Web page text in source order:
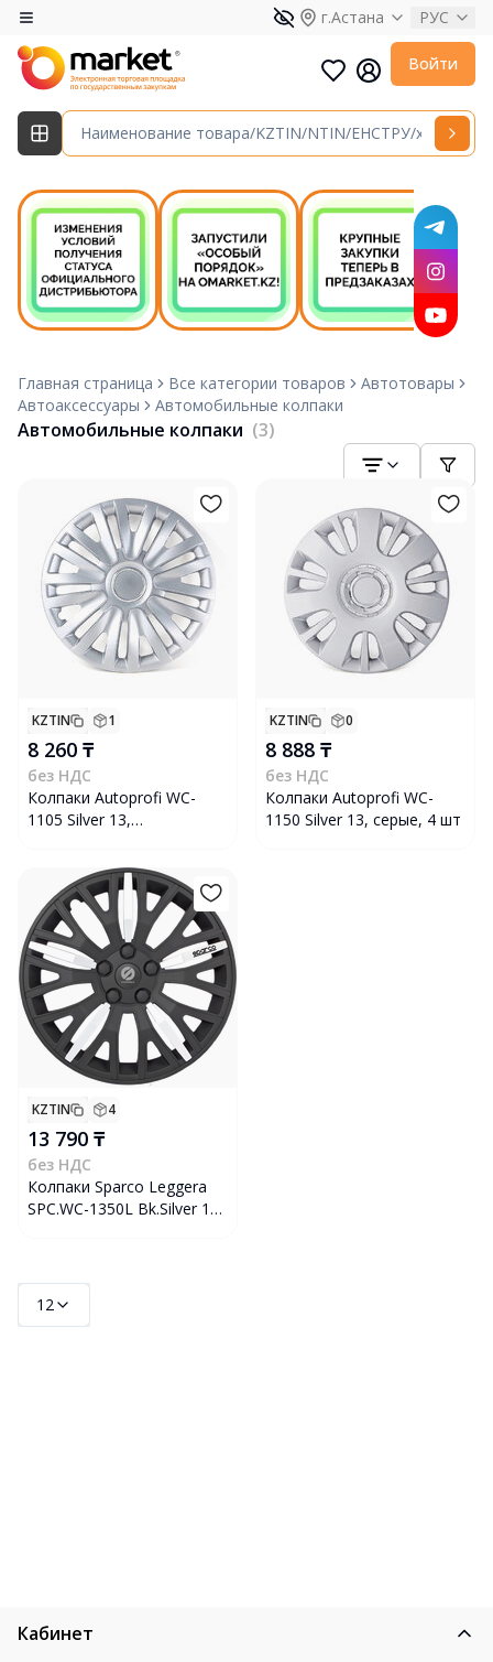
г.Астана РУС
Войти
Главная страница Все категории товаров
Автотовары
Автоаксессуары
Автомобильные колпаки
Автомобильные колпаки (3)
KZTIN 1
8 260 ₸
без НДС
Колпаки Autoprofi WC-
1105 Silver 13,
KZTIN 0
8 888 ₸
без НДС
Колпаки Autoprofi WC-
1150 Silver 13, серые, 4 шт
KZTIN 4
13 790 ₸
без НДС
Колпаки Sparco Leggera
SPC.WC-1350L Bk.Silver 15,
12
Кабинет